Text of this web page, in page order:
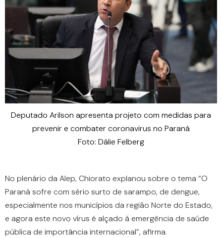
Deputado Arilson apresenta projeto com medidas para
prevenir e combater coronavirus no Paraná
Foto: Dálie Felberg
No plenário da Alep, Chiorato explanou sobre o tema “O
Paraná sofre com sério surto de sarampo, de dengue,
especialmente nos municípios da região Norte do Estado,
e agora este novo vírus é alçado à emergência de saúde
pública de importância internacional”, afirma.